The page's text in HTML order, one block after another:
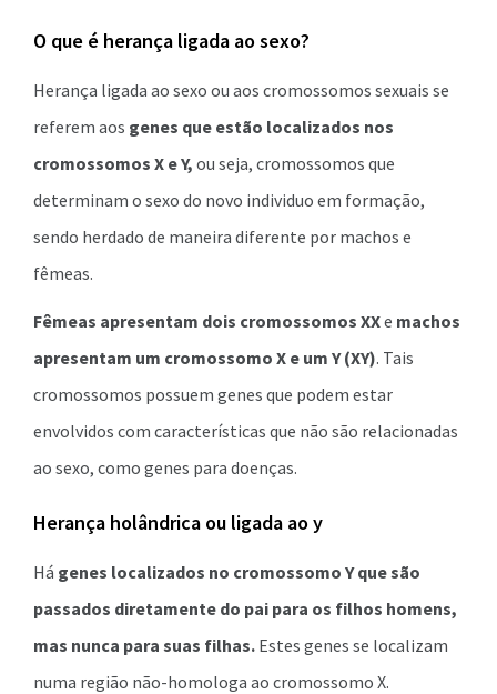
O que é herança ligada ao sexo?
Herança ligada ao sexo ou aos cromossomos sexuais se
referem aos genes que estão localizados nos
cromossomos X e Y, ou seja, cromossomos que
determinam o sexo do novo individuo em formação,
sendo herdado de maneira diferente por machos e
fêmeas.
Fêmeas apresentam dois cromossomos XXe machos
apresentam um cromossomo X e um Y (XY). Tais
cromossomos possuem genes que podem estar
envolvidos com características que não são relacionadas
ao sexo, como genes para doenças.
Herança holândrica ou ligada ao y
Há genes localizados no cromossomo Y que são
passados diretamente do pai para os filhos homens,
mas nunca para suas filhas. Estes genes se localizam
numa região não-homologa ao cromossomo X.